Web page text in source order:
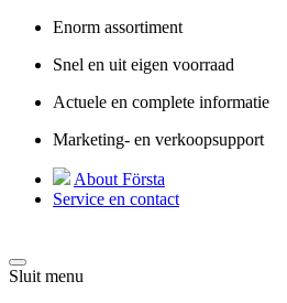
Enorm assortiment
Snel en uit eigen voorraad
Actuele en complete informatie
Marketing- en verkoopsupport
About Första
Service en contact
Sluit menu